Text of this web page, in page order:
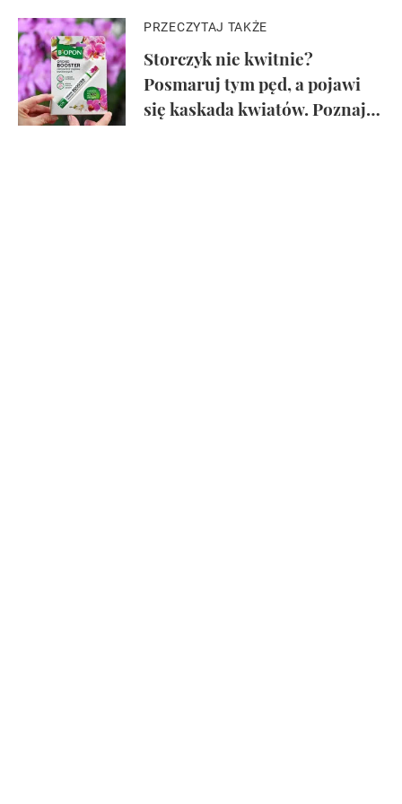
PRZECZYTAJ TAKŻE
Storczyk nie kwitnie?
Posmaruj tym pęd, a pojawi
się kaskada kwiatów. Poznaj